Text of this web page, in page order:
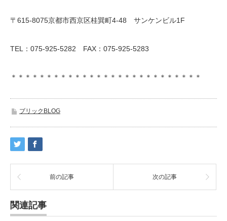
〒615-8075京都市西京区桂巽町4-48 サンケンビル1F
TEL：075-925-5282 FAX：075-925-5283
＊＊＊＊＊＊＊＊＊＊＊＊＊＊＊＊＊＊＊＊＊＊＊＊＊＊＊
ブリックBLOG
前の記事 次の記事
関連記事